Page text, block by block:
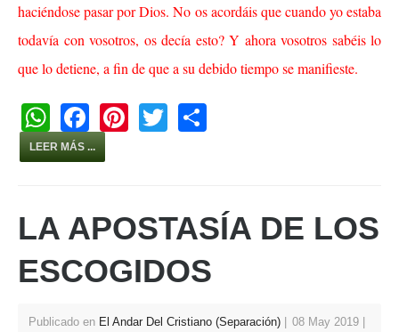
haciéndose pasar por Dios. No os acordáis que cuando yo estaba
todavía con vosotros, os decía esto? Y ahora vosotros sabéis lo
que lo detiene, a fin de que a su debido tiempo se manifieste.
W
h
at
A
p
p
F
a
c
b
o
o
k
Pi
st
T
LEER MÁS ...
LA APOSTASÍA DE LOS
ESCOGIDOS
Publicado en El Andar Del Cristiano (Separación) 08 May 2019